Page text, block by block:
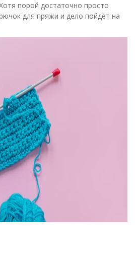
порой достаточно просто
для пряжи и дело пойдет на